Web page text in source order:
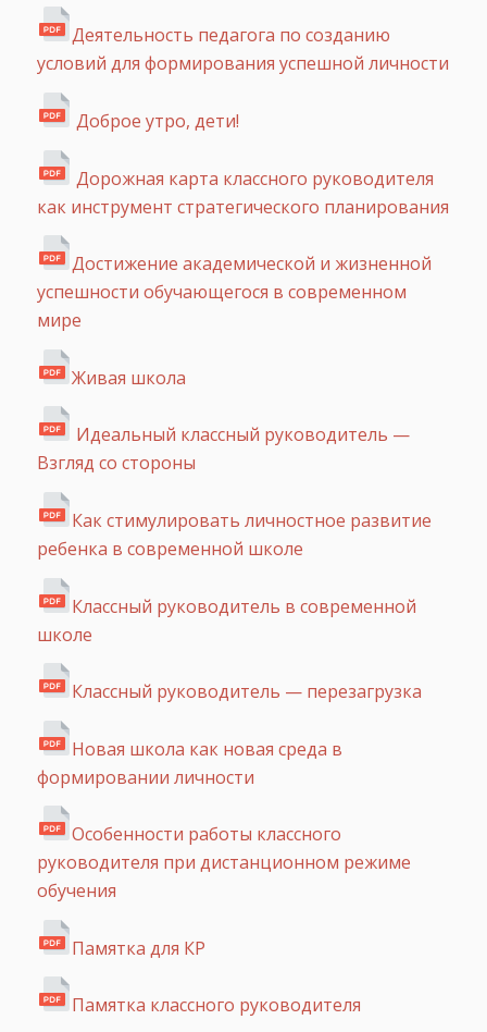
Деятельность педагога по созданию
условий для формирования успешной личности
Доброе утро, дети!
Дорожная карта классного руководителя
как инструмент стратегического планирования
Достижение академической и жизненной
успешности обучающегося в современном
мире
Живая школа
Идеальный классный руководитель —
Взгляд со стороны
Как стимулировать личностное развитие
ребенка в современной школе
Классный руководитель в современной
школе
Классный руководитель — перезагрузка
Новая школа как новая среда в
формировании личности
Особенности работы классного
руководителя при дистанционном режиме
обучения
Памятка для КР
Памятка классного руководителя